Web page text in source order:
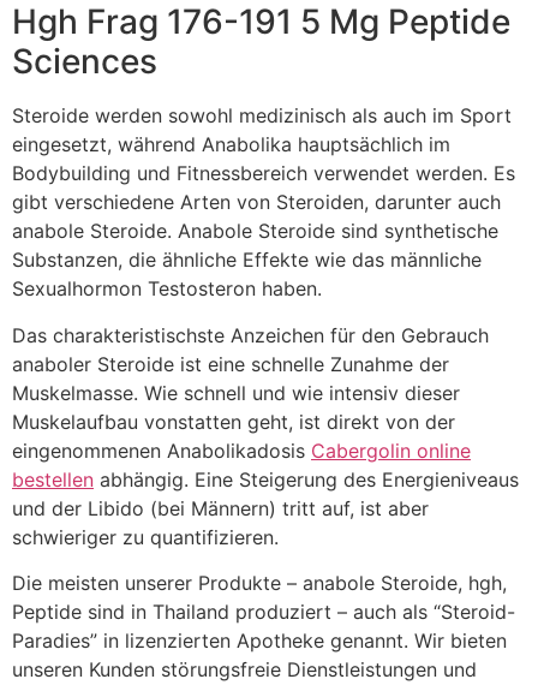
Hgh Frag 176-191 5 Mg Peptide
Sciences
Steroide werden sowohl medizinisch als auch im Sport
eingesetzt, während Anabolika hauptsächlich im
Bodybuilding und Fitnessbereich verwendet werden. Es
gibt verschiedene Arten von Steroiden, darunter auch
anabole Steroide. Anabole Steroide sind synthetische
Substanzen, die ähnliche Effekte wie das männliche
Sexualhormon Testosteron haben.
Das charakteristischste Anzeichen für den Gebrauch
anaboler Steroide ist eine schnelle Zunahme der
Muskelmasse. Wie schnell und wie intensiv dieser
Muskelaufbau vonstatten geht, ist direkt von der
eingenommenen Anabolikadosis Cabergolin online
bestellen abhängig. Eine Steigerung des Energieniveaus
und der Libido (bei Männern) tritt auf, ist aber
schwieriger zu quantifizieren.
Die meisten unserer Produkte – anabole Steroide, hgh,
Peptide sind in Thailand produziert – auch als “Steroid-
Paradies” in lizenzierten Apotheke genannt. Wir bieten
unseren Kunden störungsfreie Dienstleistungen und